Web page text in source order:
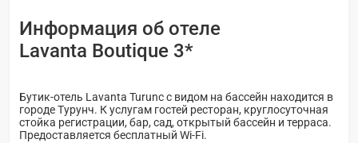
Информация об отеле
Lavanta Boutique 3*
Бутик-отель Lavanta Turunc с видом на бассейн находится в
городе Турунч. К услугам гостей ресторан, круглосуточная
стойка регистрации, бар, сад, открытый бассейн и терраса.
Предоставляется бесплатный Wi-Fi.